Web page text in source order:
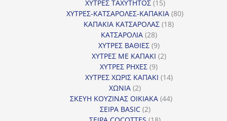
προϊόντα
ΧΥΤΡΕΣ ΤΑΧΥΤΗΤΟΣ 1515
προϊόντα
ΧΥΤΡΕΣ-ΚΑΤΣΑΡΟΛΕΣ-ΚΑΠΑΚΙΑ 8080
ΚΑΠΑΚΙΑ ΚΑΤΣΑΡΟΛΑΣ 1818
ΚΑΤΣΑΡΟΛΙΑ 2828
προϊόντα
ΧΥΤΡΕΣ ΒΑΘΙΕΣ 99
προϊόντα
ΧΥΤΡΕΣ ΜΕ ΚΑΠΑΚΙ 22
ΧΥΤΡΕΣ ΡΗΧΕΣ 99
προϊόντα
ΧΥΤΡΕΣ ΧΩΡΙΣ ΚΑΠΑΚΙ 1414
ΧΩΝΙΑ 22
προϊόντα
ΣΚΕΥΗ ΚΟΥΖΙΝΑΣ ΟΙΚΙΑΚΑ 4444
ΣΕΙΡΑ BASIC 22
προϊόντα
18